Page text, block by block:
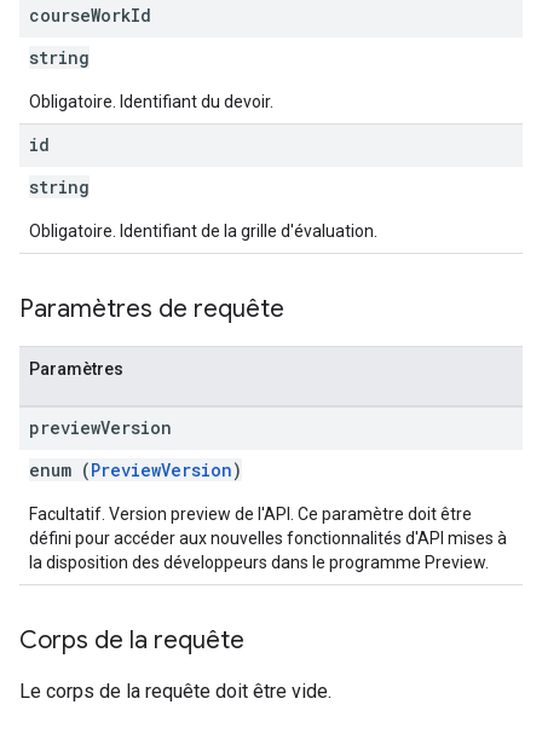
courseWorkId
string
Obligatoire. Identifiant du devoir.
id
string
Obligatoire. Identifiant de la grille d'évaluation.
Paramètres de requête
Paramètres
previewVersion
enum (PreviewVersion)
Facultatif. Version preview de l'API. Ce paramètre doit être
défini pour accéder aux nouvelles fonctionnalités d'API mises à
la disposition des développeurs dans le programme Preview.
Corps de la requête
Le corps de la requête doit être vide.